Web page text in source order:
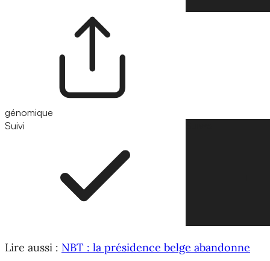
génomique
Suivi
Lire aussi : NBT : la présidence belge abandonne